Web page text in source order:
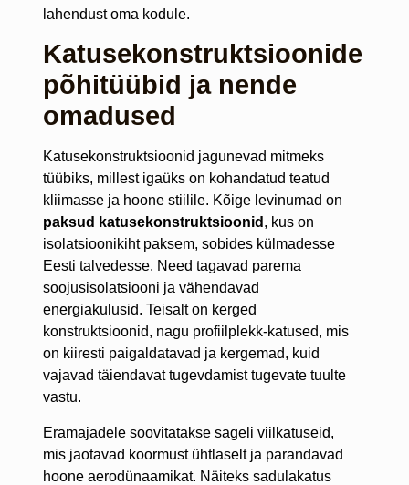
lahendust oma kodule.
Katusekonstruktsioonide
põhitüübid ja nende
omadused
Katusekonstruktsioonid jagunevad mitmeks
tüübiks, millest igaüks on kohandatud teatud
kliimasse ja hoone stiilile. Kõige levinumad on
paksud katusekonstruktsioonid , kus on
isolatsioonikiht paksem, sobides külmadesse
Eesti talvedesse. Need tagavad parema
soojusisolatsiooni ja vähendavad
energiakulusid. Teisalt on kerged
konstruktsioonid, nagu profiilplekk-katused, mis
on kiiresti paigaldatavad ja kergemad, kuid
vajavad täiendavat tugevdamist tugevate tuulte
vastu.
Eramajadele soovitatakse sageli viilkatuseid,
mis jaotavad koormust ühtlaselt ja parandavad
hoone aerodünaamikat. Näiteks sadulakatus